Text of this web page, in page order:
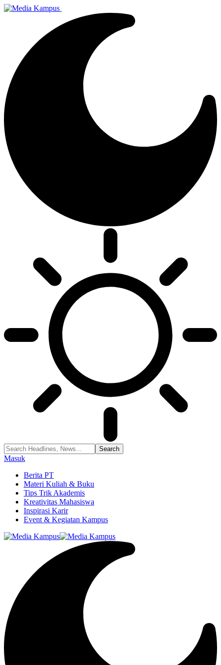
Masuk
Berita PT
Materi Kuliah & Buku
Tips Trik Akademis
Kreativitas Mahasiswa
Inspirasi Karir
Event & Kegiatan Kampus